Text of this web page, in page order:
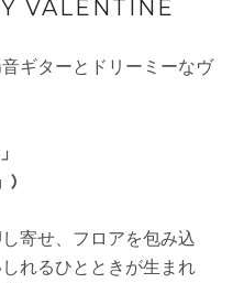
VALENTINE
ギターとドリーミーなヴ
)
寄せ、フロアを包み込
れるひとときが生まれ